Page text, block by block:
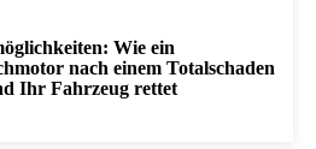
Wie ein
nach einem Totalschaden
Ihr Fahrzeug rettet